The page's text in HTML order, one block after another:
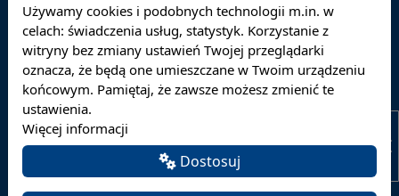
Nabór:
Używamy cookies i podobnych technologii m.in. w
celach: świadczenia usług, statystyk. Korzystanie z
witryny bez zmiany ustawień Twojej przeglądarki
oznacza, że będą one umieszczane w Twoim urządzeniu
końcowym. Pamiętaj, że zawsze możesz zmienić te
ustawienia.
Więcej informacji
Dostosuj